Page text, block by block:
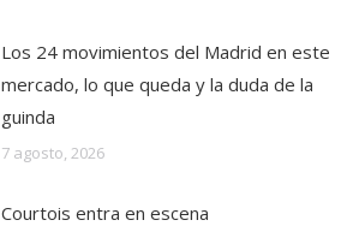
Los 24 movimientos del Madrid en este
mercado, lo que queda y la duda de la
guinda
7 agosto, 2026
Courtois entra en escena